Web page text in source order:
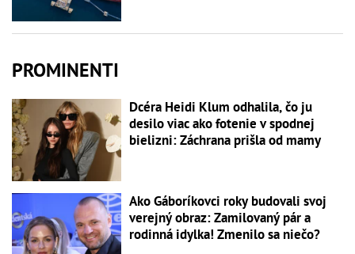
PROMINENTI
Dcéra Heidi Klum odhalila, čo ju
desilo viac ako fotenie v spodnej
bielizni: Záchrana prišla od mamy
Ako Gáboríkovci roky budovali svoj
verejný obraz: Zamilovaný pár a
rodinná idylka! Zmenilo sa niečo?